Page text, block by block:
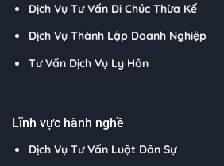
Dịch Vụ Tư Vấn Di Chúc Thừa Kế
Dịch Vụ Thành Lập Doanh Nghiệp
Tư Vấn Dịch Vụ Ly Hôn
Lĩnh vực hành nghề
Dịch Vụ Tư Vấn Luật Dân Sự